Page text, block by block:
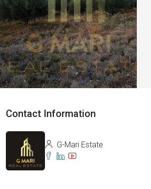
Contact Information
G-Mari Estate